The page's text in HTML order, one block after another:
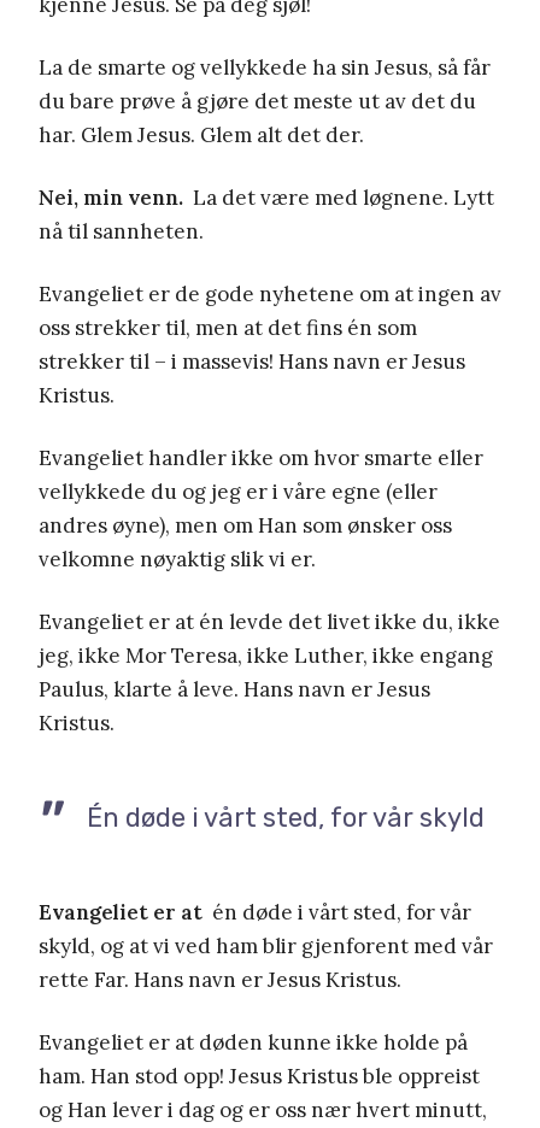
La de smarte og vellykkede ha sin Jesus, så får
du bare prøve å gjøre det meste ut av det du
har. Glem Jesus. Glem alt det der.
Nei, min venn. La det være med løgnene. Lytt
nå til sannheten.
Evangeliet er de gode nyhetene om at ingen av
oss strekker til, men at det fins én som
strekker til – i massevis! Hans navn er Jesus
Kristus.
Evangeliet handler ikke om hvor smarte eller
vellykkede du og jeg er i våre egne (eller
andres øyne), men om Han som ønsker oss
velkomne nøyaktig slik vi er.
Evangeliet er at én levde det livet ikke du, ikke
jeg, ikke Mor Teresa, ikke Luther, ikke engang
Paulus, klarte å leve. Hans navn er Jesus
Kristus.
Én døde i vårt sted, for vår skyld
Evangeliet er at én døde i vårt sted, for vår
skyld, og at vi ved ham blir gjenforent med vår
rette Far. Hans navn er Jesus Kristus.
Evangeliet er at døden kunne ikke holde på
ham. Han stod opp! Jesus Kristus ble oppreist
og Han lever i dag og er oss nær hvert minutt,